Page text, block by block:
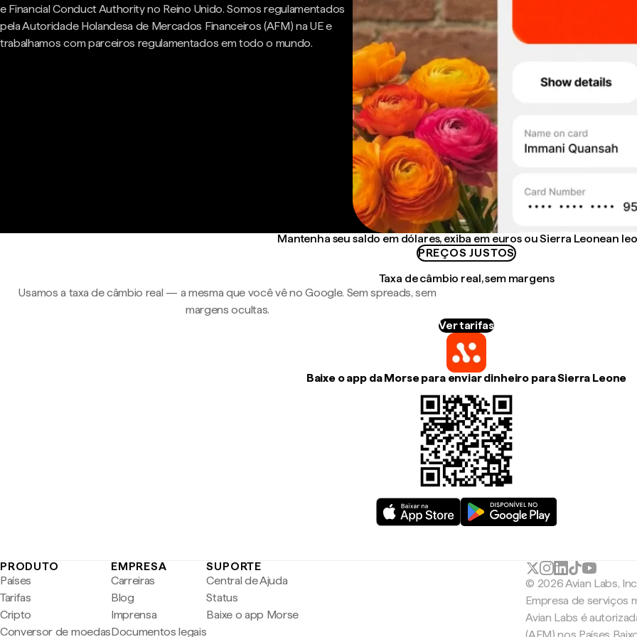
e Financial Conduct Authority no Reino Unido. Somos regulamentados
pela Autoridade Holandesa de Mercados Financeiros (AFM) na UE e
trabalhamos com parceiros regulamentados em todo o mundo.
Mantenha seu saldo em dólares, exiba em euros ou Sierra Leonean
PREÇOS JUSTOS
Taxa de câmbio real, sem margens
Usamos a taxa de câmbio real — a mesma que você vê no Google. Sem spreads, sem
margens ocultas.
Ver tarifas
Baixe o app da Morse para enviar dinheiro para Sierra Leone
PRODUTO
Países
Tarifas
Cripto
Conversor de moedas
EMPRESA
Carreiras
Blog
Imprensa
Documentos legais
SUPORTE
Central de Ajuda
Status
Baixe o app Morse
© 2026 Avian Labs, Inc
Empresa de serviços
Avian Labs é